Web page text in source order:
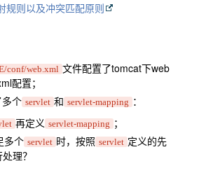
规则以及冲突匹配原则
conf/web.xml 文件配置了tomcat下web
配置；
个 servlet 和 servlet-mapping ：
再定义 servlet-mapping ；
多个 servlet 时，按照 servlet 定义的先
理？